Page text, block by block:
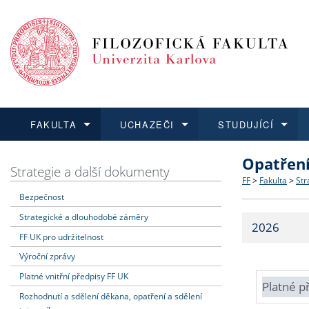
FAKULTA
Dozvědět se více
Struktura
Strategie
Fakultní
UCHAZEČI
Podat přihlášku
Co
Učitelské
STUDUJÍCÍ
Dozvědět se více
Dozvědět se více
O vědě a
Dozvědět se více
Aktuální
Strategie a další dokumenty
Bezpečnost
Strategické a dlouhodobé záměry
FF UK pro udržitelnost
Výroční zprávy
Platné vnitřní předpisy FF UK
Rozhodnutí a sdělení děkana, opatření a sdělení
FF > Fakulta >
2026
Platné